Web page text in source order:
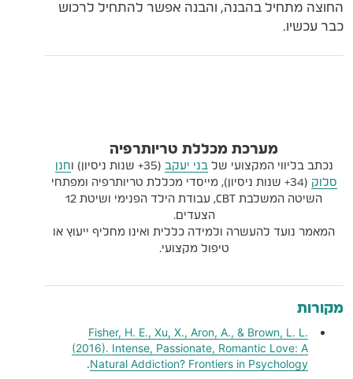
החוצה מתחיל בהבנה, והבנה אפשר להתחיל לרכוש
כבר עכשיו.
מערכת מכללת טריותרפיה
נכתב בליווי המקצועי שלבני יעקב (35+ שנות ניסיון) ו
חנן
סלוק
(34+ שנות ניסיון), מייסדי מכללת טריותרפיה ומפתחי
השיטה המשלבת CBT, עבודת הילד הפנימי ושיטת 12
הצעדים.
המאמר נועד להעשרה ולמידה כללית ואינו מחליף ייעוץ או
טיפול מקצועי.
מקורות
Fisher, H. E., Xu, X., Aron, A., & Brown, L. L.
(2016). Intense, Passionate, Romantic Love: A
Natural Addiction? Frontiers in Psychology
.